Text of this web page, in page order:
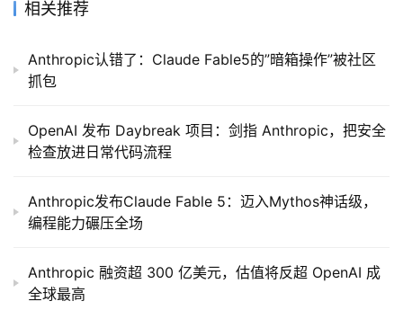
相关推荐
Anthropic认错了：Claude Fable5的”暗箱操作”被社区
抓包
OpenAI 发布 Daybreak 项目：剑指 Anthropic，把安全
检查放进日常代码流程
Anthropic发布Claude Fable 5：迈入Mythos神话级，
编程能力碾压全场
Anthropic 融资超 300 亿美元，估值将反超 OpenAI 成
全球最高